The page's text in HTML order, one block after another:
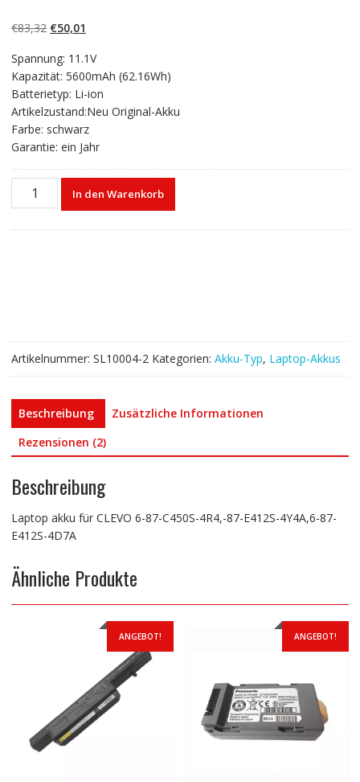
basierend auf
Kundenbewertun
€83,32 Ursprünglicher
war:
€83,32
€50,01
ist:
€50,01.
Spannung: 11.1V
Kapazität: 5600mAh (62.16Wh)
Batterietyp: Li-ion
Artikelzustand:Neu Original-Akku
Farbe: schwarz
Garantie: ein Jahr
Laptop
4Y4A,6-
87-
E412S-
4D7A
Menge
In den Warenkorb
Artikelnummer: SL10004-2 Kategorien: Akku-Typ, Laptop-Akkus
Beschreibung
Zusätzliche Informationen
Rezensionen (2)
Beschreibung
Laptop akku für CLEVO 6-87-C450S-4R4,-87-E412S-4Y4A,6-87-
E412S-4D7A
Ähnliche Produkte
ANGEBOT! ANGEBOT!